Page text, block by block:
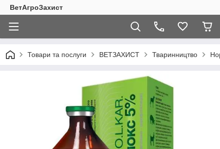
ВетАгроЗахист
Товари та послуги ВЕТЗАХИСТ Тваринництво